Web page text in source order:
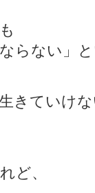
らない」
きていけ
ど、